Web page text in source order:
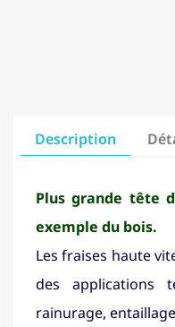
Description
Plus grande tête
exemple du bois.
Les fraises haute
des applications
rainurage,